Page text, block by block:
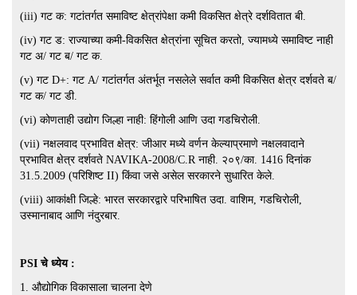
(iii) गट क: गटांतर्गत समाविष्ट क्षेत्रांपेक्षा कमी विकसित क्षेत्रे दर्शवितात बी.
(iv) गट ड: राज्याच्या कमी-विकसित क्षेत्रांना सूचित करतो, ज्यामध्ये समाविष्ट नाही
गट अ/ गट ब/ गट क.
(v) गट D+: गट A/ गटांतर्गत अंतर्भूत नसलेले सर्वात कमी विकसित क्षेत्र दर्शवते ब/
गट क/ गट डी.
(vi) कोणताही उद्योग जिल्हा नाही: हिंगोली आणि उदा गडचिरोली.
(vii) नक्षलवाद प्रभावित क्षेत्र: जीआर मध्ये वर्णन केल्याप्रमाणे नक्षलवादाने
प्रभावित क्षेत्र दर्शवते NAVIKA-2008/C.R नाही. २०९/का. 1416 दिनांक
31.5.2009 (परिशिष्ट II) किंवा जसे असेल सरकारने सुधारित केले.
(viii) आकांक्षी जिल्हे: भारत सरकारद्वारे परिभाषित उदा. वाशिम, गडचिरोली,
उस्मानाबाद आणि नंदुरबार.
PSI चे ध्येय :
1. औद्योगिक विकासाला चालना देणे